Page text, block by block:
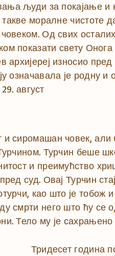
људи за покајање
моралне чистоте
Од свих
показати свету
архијереј износио
означавала је родну
август
сиромашан човек,
Турчин беше
и преимућство
суд. Овај Турчин
као што је тобож
смрти него што ћу се
Тело му је
Тридесет година